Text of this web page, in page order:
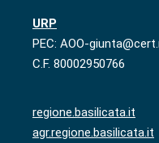
URP
PEC: AOO-
C.F. 80002950766
regione.basilicata.it
agr.regione.basilicata.it